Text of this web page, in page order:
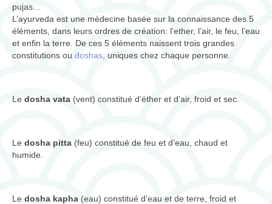
pujas…
L’ayurveda est une médecine basée sur la connaissance des 5
éléments, dans leurs ordres de création: l’ether, l’air, le feu, l’eau
et enfin la terre. De ces 5 éléments naissent trois grandes
constitutions ou doshas , uniques chez chaque personne.
Le dosha vata (vent) constitué d’éther et d’air, froid et sec.
Le dosha pitta (feu) constitué de feu et d’eau, chaud et
humide.
Le dosha kapha (eau) constitué d’eau et de terre, froid et